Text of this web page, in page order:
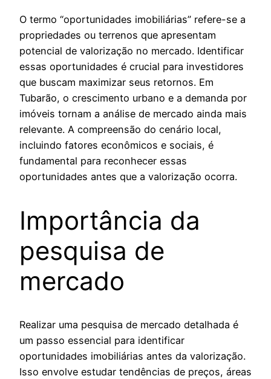
O termo “oportunidades imobiliárias” refere-se a
propriedades ou terrenos que apresentam
potencial de valorização no mercado. Identificar
essas oportunidades é crucial para investidores
que buscam maximizar seus retornos. Em
Tubarão, o crescimento urbano e a demanda por
imóveis tornam a análise de mercado ainda mais
relevante. A compreensão do cenário local,
incluindo fatores econômicos e sociais, é
fundamental para reconhecer essas
oportunidades antes que a valorização ocorra.
Importância da
pesquisa de
mercado
Realizar uma pesquisa de mercado detalhada é
um passo essencial para identificar
oportunidades imobiliárias antes da valorização.
Isso envolve estudar tendências de preços, áreas